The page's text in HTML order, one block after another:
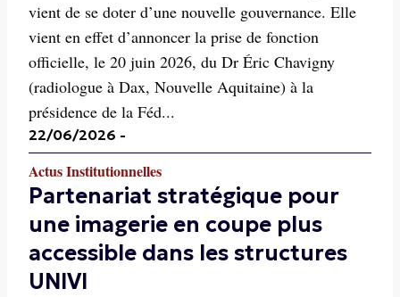
vient de se doter d’une nouvelle gouvernance. Elle
vient en effet d’annoncer la prise de fonction
officielle, le 20 juin 2026, du Dr Éric Chavigny
(radiologue à Dax, Nouvelle Aquitaine) à la
présidence de la Féd...
22/06/2026 -
Actus Institutionnelles
Partenariat stratégique pour
une imagerie en coupe plus
accessible dans les structures
UNIVI